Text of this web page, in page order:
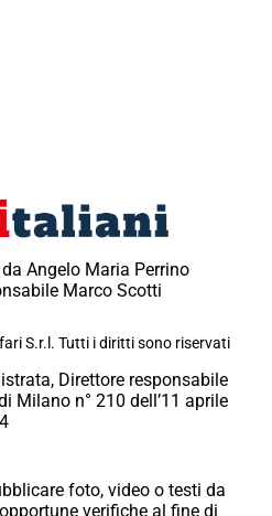
Angelo Maria Perrino
Marco Scotti
S.r.l. Tutti i diritti sono riservati
Direttore responsabile
Milano n° 210 dell’11 aprile
foto, video o testi da
verifiche al fine di